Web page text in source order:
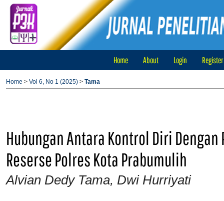
Home About Login Register
Home > Vol 6, No 1 (2025) > Tama
Hubungan Antara Kontrol Diri
Reserse Polres Kota Prabumulih
Alvian Dedy Tama, Dwi Hurriyati